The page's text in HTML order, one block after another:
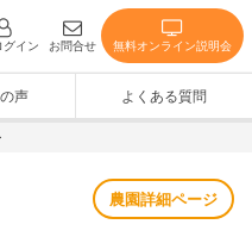
グイン お問合せ 無料オンライン説明会
声 よくある質問
農園詳細ページ